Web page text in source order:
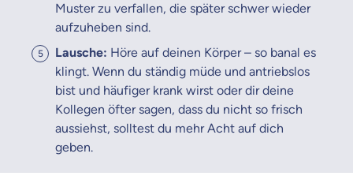
Muster zu verfallen, die später schwer wieder
aufzuheben sind.
Lausche: Höre auf deinen Körper – so banal es
klingt. Wenn du ständig müde und antriebslos
bist und häufiger krank wirst oder dir deine
Kollegen öfter sagen, dass du nicht so frisch
aussiehst, solltest du mehr Acht auf dich
geben.